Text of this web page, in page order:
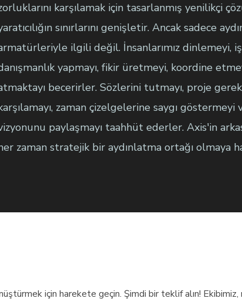
karşılamak için tasarlanmış yenilikçi
sınırlarını genişletir. Ancak sadece
ilgili değil. İnsanlarımız dinlemeyi,
yapmayı, fikir üretmeyi, koordine
becerirler. Sözlerini tutmayı, proje
zaman çizelgelerine saygı göstermeyi
paylaşmayı taahhüt ederler. Axis'in
zaman stratejik bir aydınlatma ortağı olmaya
için harekete geçin. Şimdi bir teklif alın!